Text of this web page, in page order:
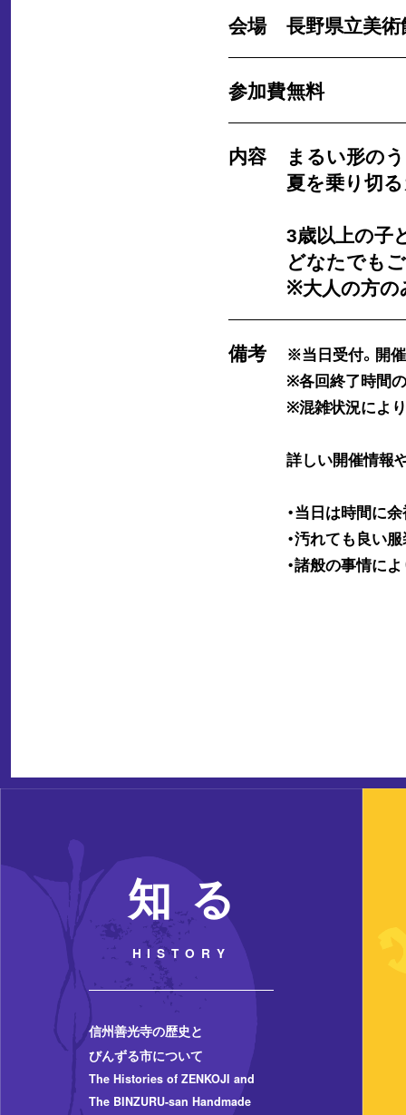
会場 長野県立美
参加費無料
内容
まるい形の
夏を乗り切
3歳以上の子
どなたでも
※大人の方の
備考
※当日受付。開
※各回終了時間の
※混雑状況によ
詳しい開催情報
・当日は時間に
・汚れても良い
・諸般の事情に
知 る
HISTORY
信州善光寺の歴史と
びんずる市について
The Histories of ZENKOJI and
The BINZURU-san Handmade